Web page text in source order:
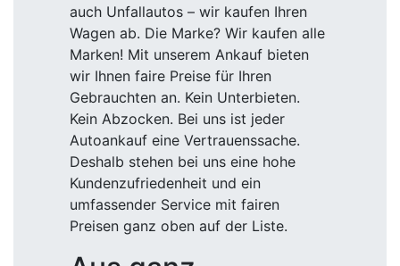
auch Unfallautos – wir kaufen Ihren
Wagen ab. Die Marke? Wir kaufen alle
Marken! Mit unserem Ankauf bieten
wir Ihnen faire Preise für Ihren
Gebrauchten an. Kein Unterbieten.
Kein Abzocken. Bei uns ist jeder
Autoankauf eine Vertrauenssache.
Deshalb stehen bei uns eine hohe
Kundenzufriedenheit und ein
umfassender Service mit fairen
Preisen ganz oben auf der Liste.